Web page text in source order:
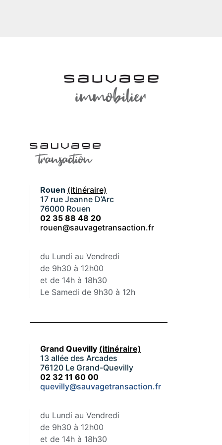
Rouen (itinéraire)
17 rue Jeanne D’Arc
76000 Rouen
02 35 88 48 20
rouen@sauvagetransaction.fr
du Lundi au Vendredi
de 9h30 à 12h00
et de 14h à 18h30
Le Samedi de 9h30 à 12h
Grand Quevilly (itinéraire)
13 allée des Arcades
76120 Le Grand-Quevilly
02 32 11 60 00
quevilly@sauvagetransaction.fr
du Lundi au Vendredi
de 9h30 à 12h00
et de 14h à 18h30